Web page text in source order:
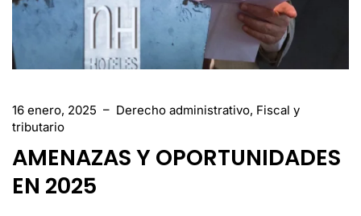
16 enero, 2025 – Derecho administrativo, Fiscal y
tributario
AMENAZAS Y OPORTUNIDADES
EN 2025